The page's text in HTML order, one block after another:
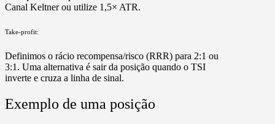
Canal Keltner ou utilize 1,5× ATR.
Take-profit:
Definimos o rácio recompensa/risco (RRR) para 2:1 ou
3:1. Uma alternativa é sair da posição quando o TSI
inverte e cruza a linha de sinal.
Exemplo de uma posição